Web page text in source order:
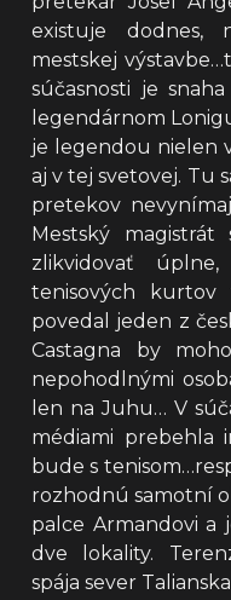
existuje dodnes,
mestskej
súčasnosti je
legendárnom
je legendou nielen
aj v tej svetovej. Tu
pretekov
Mestský
zlikvidovať
tenisových
povedal jeden z
Castagna by
nepohodlnými
len na Juhu… V
médiami prebehla
bude s
rozhodnú samotní
palce Armandovi a
dve lokality.
spája sever